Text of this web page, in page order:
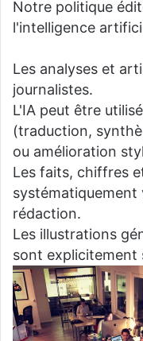
Notre politique
l'intelligence
Les analyses et
journalistes.
L'IA peut être
(traduction,
ou amélioration
Les faits, chiffres
systématiquement
rédaction.
Les illustrations
sont explicitement